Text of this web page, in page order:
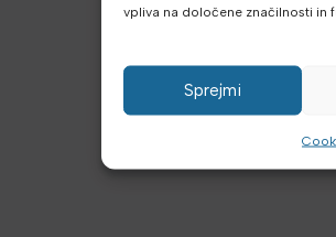
vpliva na določene značilnosti in
Sprejmi